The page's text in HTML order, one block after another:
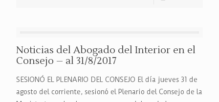
Noticias del Abogado del Interior en el
Consejo – al 31/8/2017
SESIONÓ EL PLENARIO DEL CONSEJO El día jueves 31 de
agosto del corriente, sesionó el Plenario del Consejo de la